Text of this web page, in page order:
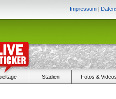
Impressum |
Stadien Fotos & Videos